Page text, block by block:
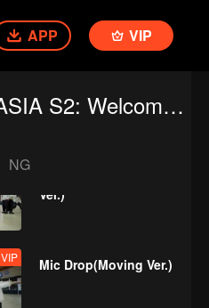
APP VIP
CHUANG ASIA S2: Welcome to Practice Room
NG
Summer Night(Still
VIP
Ver.)
VIP Mic Drop(Moving Ver.)